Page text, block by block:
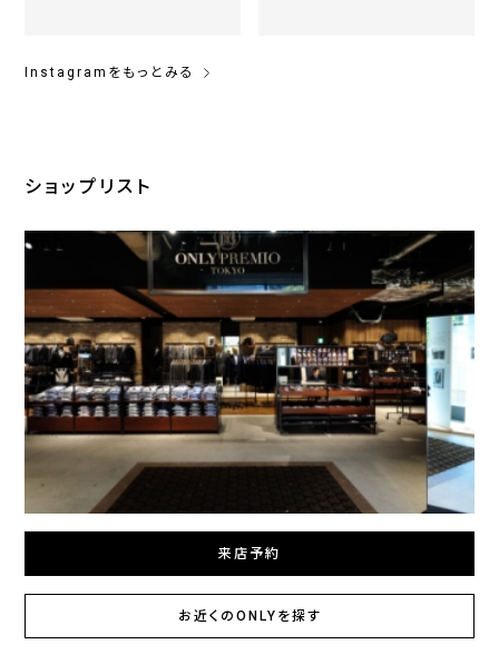
Instagramをもっとみる
ショップリスト
来店予約
お近くのONLYを探す